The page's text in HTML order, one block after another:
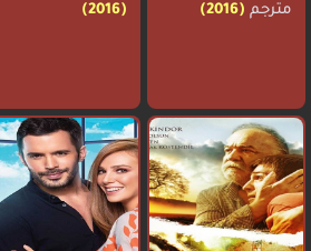
مترجم (2016)
(2016)